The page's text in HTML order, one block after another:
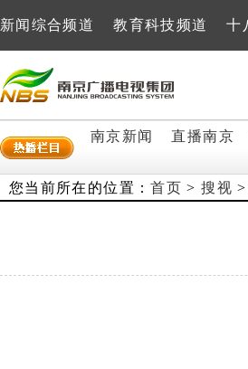
新闻综合频道 教育科技频道 十
南京新闻 直播南京
您当前所在的位置：首页 >搜视 >